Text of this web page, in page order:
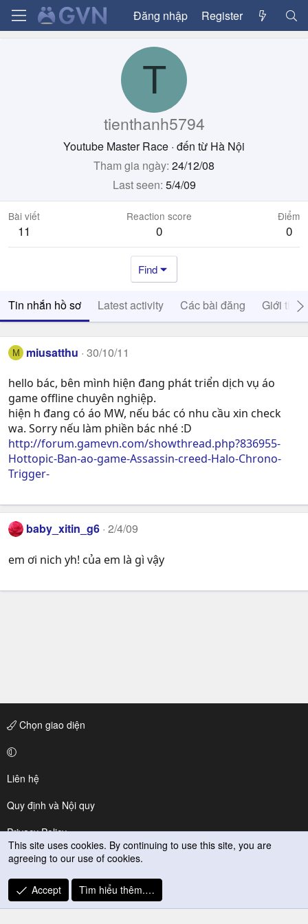
Đăng nhập Register
T
tienthanh5794
Youtube Master Race · đến từ Hà Nội
Tham gia ngày 24/12/08
Last seen 5/4/09
Bài viết
11
Reaction score
0
Điểm
0
Find
Tin nhắn hồ sơ Latest activity Các bài đăng Giới thiệu
M miusatthu 30/10/11
hello bác, bên mình hiện đang phát triển dịch vụ áo
game offline chuyên nghiệp.
hiện h đang có áo MW, nếu bác có nhu cầu xin check
wa. Sorry nếu làm phiền bác nhé :D
http://forum.gamevn.com/showthread.php?836955-
Hottopic-Ban-ao-game-Assassin-creed-Halo-Chrono-
Trigger-
baby_xitin_g6 2/4/09
em ơi nich yh! của em là gì vậy
Chọn giao diện
Liên hệ
Quy định và Nội quy
Privacy Policy
Trợ giúp
R
S
This site uses cookies. By continuing to use this site, you are
agreeing to our use of cookies.
Accept Tìm hiểu thêm.…